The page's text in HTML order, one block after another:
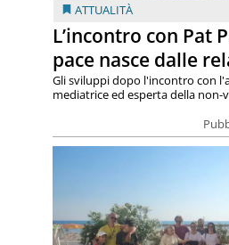
ATTUALITÀ
L’incontro con Pat
pace nasce dalle
Gli sviluppi dopo l'incontro con
mediatrice ed esperta della non-